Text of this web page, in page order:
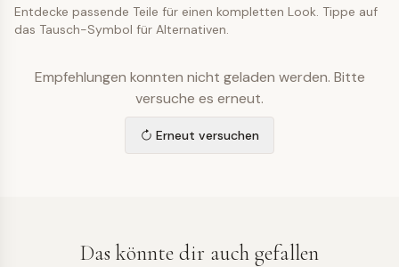
Entdecke passende Teile für einen kompletten Look. Tippe auf
das Tausch-Symbol für Alternativen.
Empfehlungen konnten nicht geladen werden. Bitte
versuche es erneut.
Erneut versuchen
Das könnte dir auch gefallen